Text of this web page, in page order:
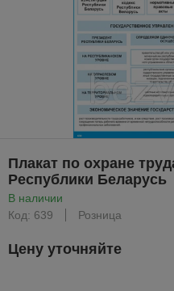
Плакат по охране
Республики Беларусь
В наличии
Код: 639
Розница
Цену уточняйте